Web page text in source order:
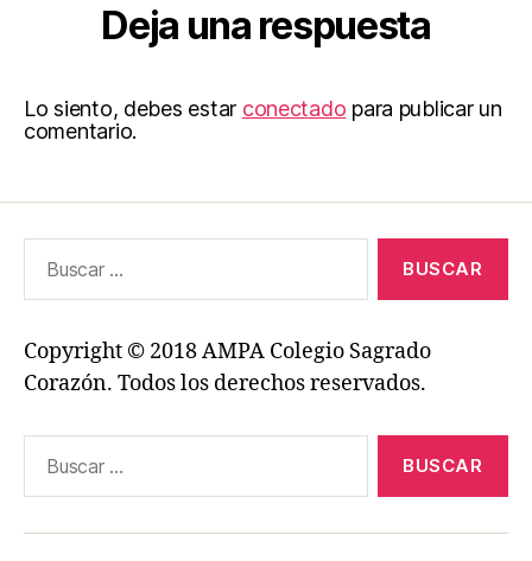
Deja una respuesta
Lo siento, debes estar conectado para publicar un
comentario.
Copyright © 2018 AMPA Colegio Sagrado
Corazón. Todos los derechos reservados.